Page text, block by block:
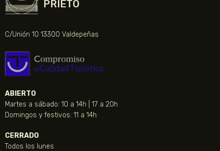
PRIETO
C/Unión 10 13300 Valdepeñas
ABIERTO
Martes a sábado: 10 a 14h | 17 a 20h
Domingos y festivos: 11 a 14h
CERRADO
Todos los lunes